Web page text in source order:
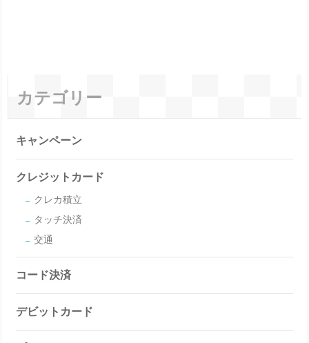
カテゴリー
キャンペーン
クレジットカード
クレカ積立
タッチ決済
交通
コード決済
デビットカード